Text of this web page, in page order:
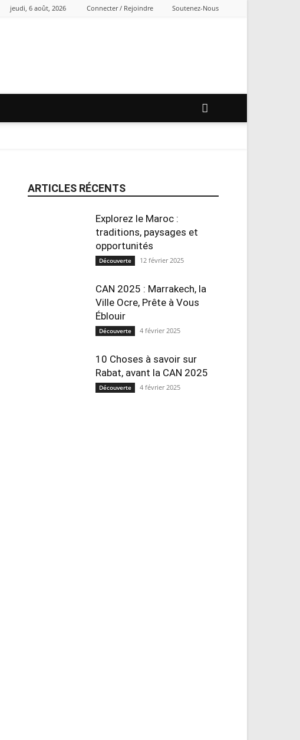
jeudi, 6 août, 2026 Connecter / Rejoindre Soutenez-Nous
ARTICLES RÉCENTS
Explorez le Maroc :
traditions, paysages et
opportunités
Découverte 12 février 2025
CAN 2025 : Marrakech, la
Ville Ocre, Prête à Vous
Éblouir
Découverte 4 février 2025
10 Choses à savoir sur
Rabat, avant la CAN 2025
Découverte 4 février 2025